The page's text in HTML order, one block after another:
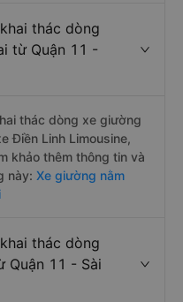
thác dòng
từ Quận 11 -
thác dòng xe giường
Điền Linh Limousine,
khảo thêm thông tin và
này: Xe giường nằm
thác dòng
Quận 11 - Sài